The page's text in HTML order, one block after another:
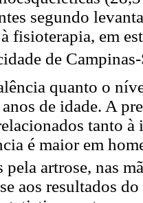
segundo
fisioterapia, em
de Campinas-
quanto o
de idade. A
tanto à
é maior em
pela artrose, nas
aos resultados